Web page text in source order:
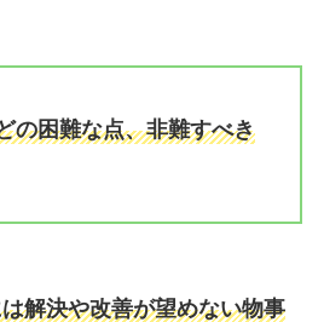
の困難な点、非難すべき
解決や改善が望めない物事